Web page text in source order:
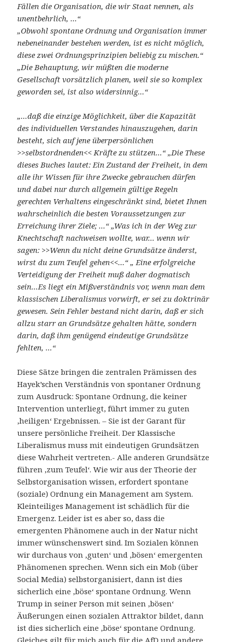
Fällen die Organisation, die wir Staat nennen, als
unentbehrlich, …“
„Obwohl spontane Ordnung und Organisation immer
nebeneinander bestehen werden, ist es nicht möglich,
diese zwei Ordnungsprinzipien beliebig zu mischen.“
„Die Behauptung, wir müßten die moderne
Gesellschaft vorsätzlich planen, weil sie so komplex
geworden sei, ist also widersinnig…“
„…daß die einzige Möglichkeit, über die Kapazität
des individuellen Verstandes hinauszugehen, darin
besteht, sich auf jene überpersönlichen
>>selbstordnenden<< Kräfte zu stützen…“ „Die These
dieses Buches lautet: Ein Zustand der Freiheit, in dem
alle ihr Wissen für ihre Zwecke gebrauchen dürfen
und dabei nur durch allgemein gültige Regeln
gerechten Verhaltens eingeschränkt sind, bietet Ihnen
wahrscheinlich die besten Voraussetzungen zur
Erreichung ihrer Ziele; …“ „Was ich in der Weg zur
Knechtschaft nachweisen wollte, war… wenn wir
sagen: >>Wenn du nicht deine Grundsätze änderst,
wirst du zum Teufel gehen<<…“ „ Eine erfolgreiche
Verteidigung der Freiheit muß daher dogmatisch
sein…Es liegt ein Mißverständnis vor, wenn man dem
klassischen Liberalismus vorwirft, er sei zu doktrinär
gewesen. Sein Fehler bestand nicht darin, daß er sich
allzu starr an Grundsätze gehalten hätte, sondern
darin, daß ihm genügend eindeutige Grundsätze
fehlten, …“
Diese Sätze bringen die zentralen Prämissen des
Hayek’schen Verständnis von spontaner Ordnung
zum Ausdruck: Spontane Ordnung, die keiner
Intervention unterliegt, führt immer zu guten
‚heiligen‘ Ergebnissen. – Sie ist der Garant für
unsere persönliche Freiheit. Der Klassische
Liberalismus muss mit eindeutigen Grundsätzen
diese Wahrheit vertreten.- Alle anderen Grundsätze
führen ‚zum Teufel‘. Wie wir aus der Theorie der
Selbstorganisation wissen, erfordert spontane
(soziale) Ordnung ein Management am System.
Kleinteiliges Management ist schädlich für die
Emergenz. Leider ist es aber so, dass die
emergenten Phänomene auch in der Natur nicht
immer wünschenswert sind. Im Sozialen können
wir durchaus von ‚guten‘ und ‚bösen‘ emergenten
Phänomenen sprechen. Wenn sich ein Mob (über
Social Media) selbstorganisiert, dann ist dies
sicherlich eine ‚böse‘ spontane Ordnung. Wenn
Trump in seiner Person mit seinen ‚bösen‘
Äußerungen einen sozialen Attraktor bildet, dann
ist dies sicherlich eine ‚böse‘ spontane Ordnung.
Gleiches gilt für mich auch für die AfD und andere